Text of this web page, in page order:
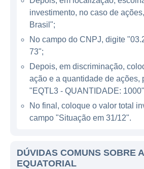
transmissão e distribuição de
dessa categoria, a empresa
por vários estados do Brasil.
concessões e pelo
um serviço de qualidade,
modernização e na melhoria
infraestrutura.
distribuição de energia em
Maranhão, Pará, Piauí e
investimento, no caso de
Brasil";
No campo do CNPJ, digite
73";
Depois, em discriminação,
ação e a quantidade de ações,
"EQTL3 - QUANTIDADE:
No final, coloque o valor total
campo "Situação em 31/12".
DÚVIDAS COMUNS SOBRE
EQUATORIAL